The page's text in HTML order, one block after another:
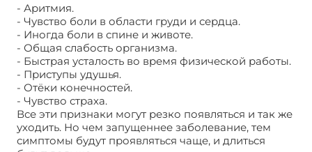
- Аритмия.
- Чувство боли в области груди и сердца.
- Иногда боли в спине и животе.
- Общая слабость организма.
- Быстрая усталость во время физической работы.
- Приступы удушья.
- Отёки конечностей.
- Чувство страха.
Все эти признаки могут резко появляться и так же
уходить. Но чем запущеннее заболевание, тем
симптомы будут проявляться чаще, и длиться